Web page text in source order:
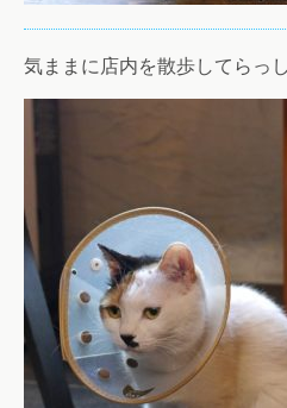
気ままに店内を散歩してらっ